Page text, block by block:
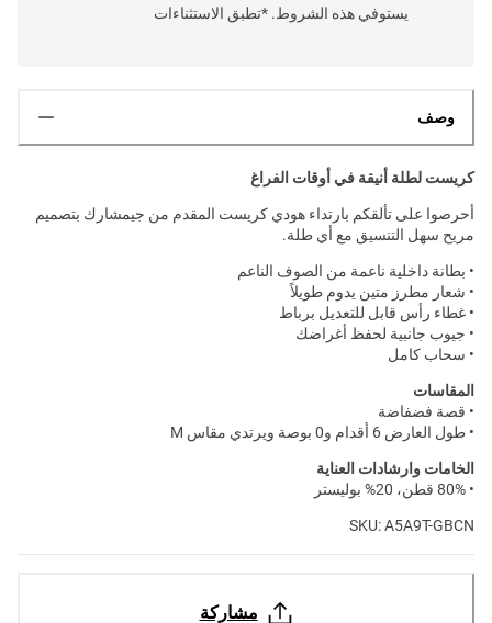
يستوفي هذه الشروط. *تطبق الاستثناءات
وصف
كريست لطلة أنيقة في أوقات الفراغ
أحرصوا على تألقكم بارتداء هودي كريست المقدم من جيمشارك بتصميم
مريح سهل التنسيق مع أي طلة.
• بطانة داخلية ناعمة من الصوف الناعم
• شعار مطرز متين يدوم طويلاً
• غطاء رأس قابل للتعديل برباط
• جيوب جانبية لحفظ أغراضك
• سحاب كامل
المقاسات
• قصة فضفاضة
• طول العارض 6 أقدام و0 بوصة ويرتدي مقاس M
الخامات وارشادات العناية
• 80% قطن، 20% بوليستر
SKU: A5A9T-GBCN
مشاركة